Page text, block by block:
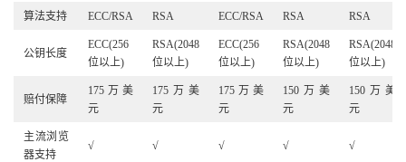
算法支持 ECC/RSA RSA ECC/RSA RSA RSA
公钥长度
ECC(256
位以上)
RSA(2048
位以上)
ECC(256
位以上)
RSA(2048
位以上)
RSA(2048
位以上)
赔付保障
175万美
元
175万美
元
175万美
元
150万美
元
150万美
元
主流浏览
器支持
√ √ √ √ √